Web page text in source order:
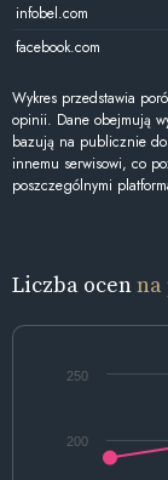
infobel.com
facebook.com
Wykres przedstawia
opinii. Dane obejmują
bazują na publicznie
innemu serwisowi, co
poszczególnymi
Liczba ocenna
200
250